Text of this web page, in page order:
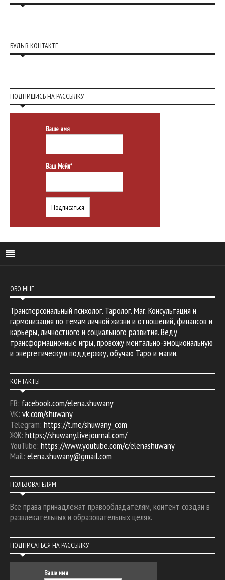
БУДЬ В КОНТАКТЕ
ПОДПИШИСЬ НА РАССЫЛКУ
Ваше имя
Ваш Мейл*
ОБО МНЕ
Трансперсональный психолог. Таролог. Маг. Консультация и
гармонизация по темам личной жизни и отношений, финансов и
карьеры, личностного и социального развития. Веду
трансформационные игры, провожу ментально-эмоциональную
и энергетическую поддержку, обучаю Таро и магии.
КОНТАКТЫ
FB: facebook.com/elena.shuwany
VK: vk.com/shuwany
Telegram: https://t.me/shuwany_com
ЖЖ: https://shuwany.livejournal.com/
YouTube: https://www.youtube.com/c/elenashuwany
Mail: elena.shuwany@gmail.com
ПОЛЬЗОВАТЕЛЯМ
Все права принадлежат правообладателям, контент создан в
развлекательных и образовательных целях.
ПОДПИСАТЬСЯ НА РАССЫЛКУ
Ваше имя